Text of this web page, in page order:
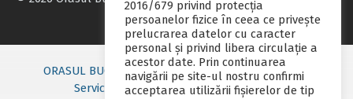
ORASUL BUCECEA Primarie nou
Consiliul local
Servicii publice
Contact
Fii pregatit
2016/679 privind protecția
persoanelor fizice în ceea ce privește
prelucrarea datelor cu caracter
personal și privind libera circulație a
acestor date. Prin continuarea
navigării pe site-ul nostru confirmi
acceptarea utilizării fişierelor de tip